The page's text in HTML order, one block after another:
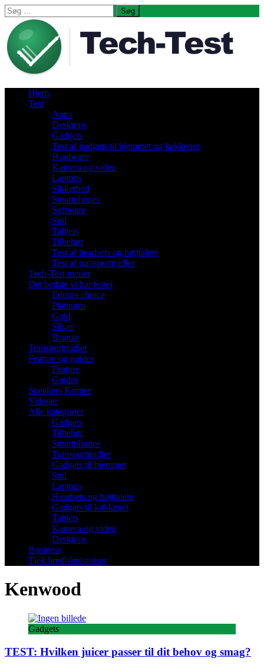
Søg
efter:
Hjem
Test
Apps
Desktops
Gadgets
Test af gadgets til hjemmet og køkkenet
Hardware
Kamera og video
Laptops
Sikkerhed
Smartphones
Software
Spil
Tablets
Tilbehør
Test af headsets og højttalere
Test af transportmidler
Tech-Test mener
Det bedste vi har testet
Editors choice
Platinum
Gold
Silver
Bronze
Transportmidler
Feature og guides
Feature
Guides
Speakers Korner
Videoer
Alle kategorier
Gadgets
Tilbehør
Smartphones
Transportmidler
Gadgets til hjemmet
Spil
Laptops
Headsets og højttalere
Gadgets til køkkenet
Tablets
Kamera og video
Desktops
Business
Tjek bredbåndspriser
Kenwood
Gadgets
TEST: Hvilken juicer passer til dit behov og smag?